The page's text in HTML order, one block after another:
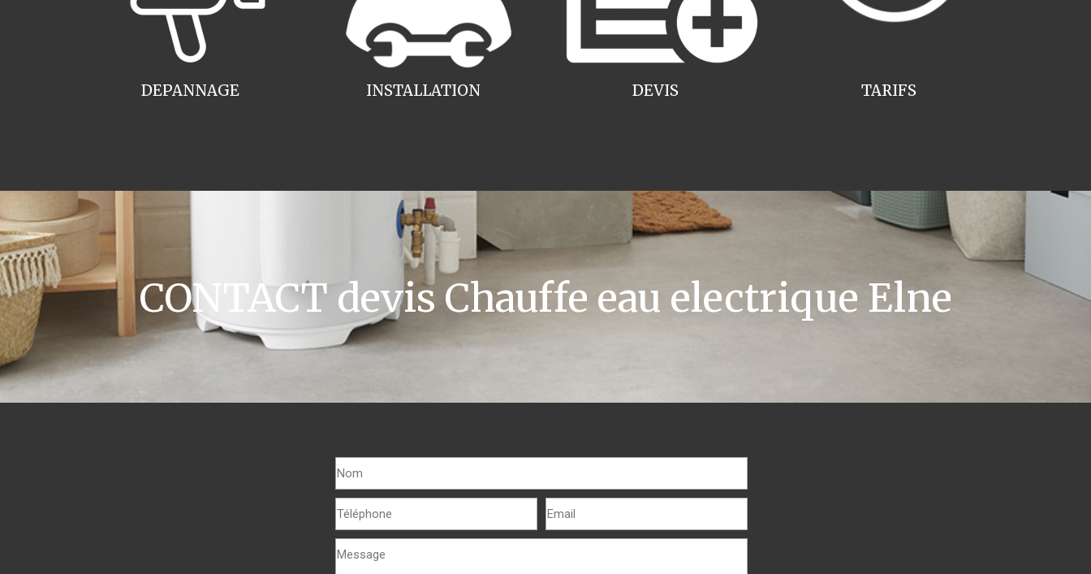
INSTALLATION
DEPANNAGE TARIFS
DEVIS
CONTACT devis Chauffe eau electrique Elne